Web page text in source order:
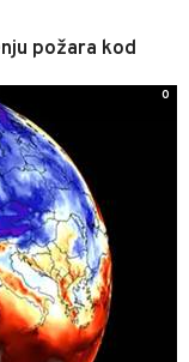
požara kod
0